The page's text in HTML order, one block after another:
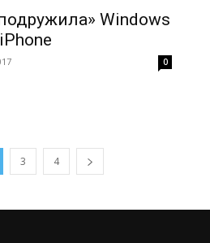
Windows
0
3 4